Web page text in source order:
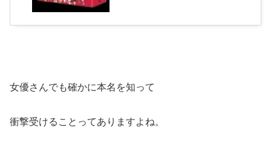
女優さんでも確かに本名を知って
衝撃受けることってありますよね。